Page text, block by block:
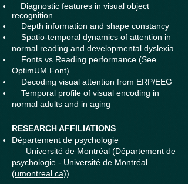
Diagnostic features in visual object
recognition
Depth information and shape constancy
Spatio-temporal dynamics of attention in
normal reading and developmental dyslexia
Fonts vs Reading performance (See
OptimUM Font)
Decoding visual attention from ERP/EEG
Temporal profile of visual encoding in
normal adults and in aging
RESEARCH AFFILIATIONS
Département de psychologie
Université de Montréal (Département de
psychologie - Université de Montréal
(umontreal.ca)).